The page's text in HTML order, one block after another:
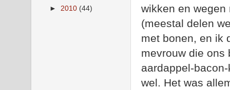
wikken en
(meestal delen
met bonen, en ik
mevrouw die ons
aardappel-
wel. Het was
► 2010 (44)